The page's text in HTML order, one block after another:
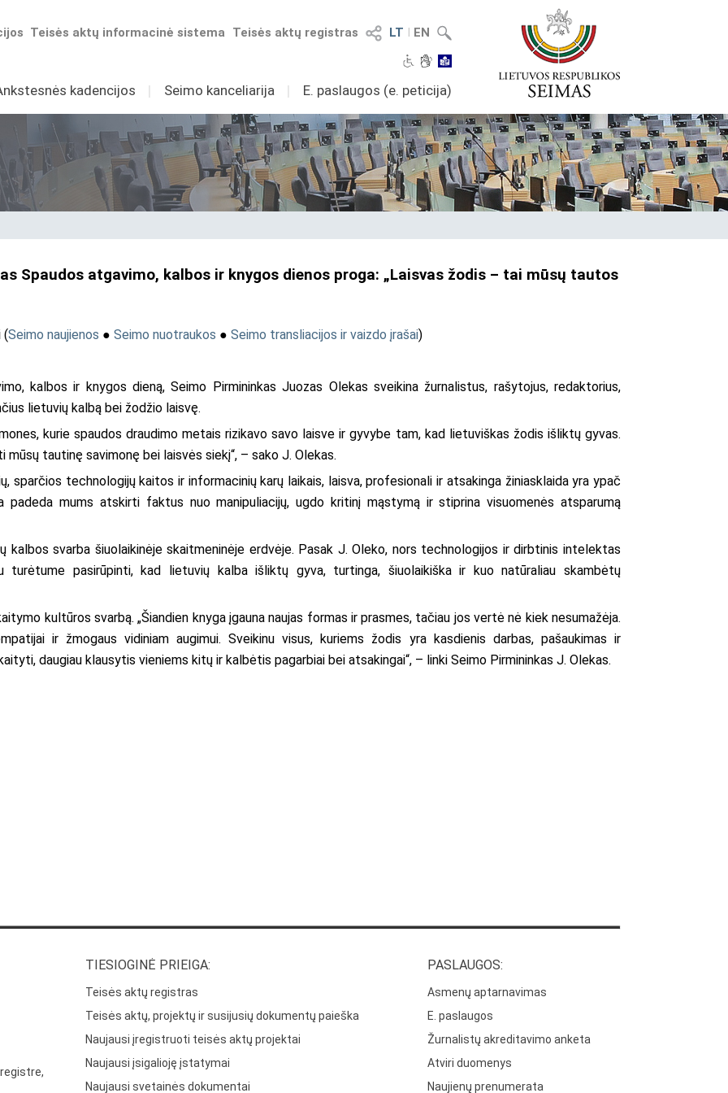
LT I EN
Teisės aktų registras
Teisės aktų informacinė sistema
kadencijos I Seimo kanceliarija I E. paslaugos (e. peticija)
Spaudos atgavimo, kalbos ir knygos dienos proga: „Laisvas žodis – tai mūsų tautos
(Seimo naujienos ● Seimo nuotraukos ● Seimo transliacijos ir vaizdo įrašai)
kalbos ir knygos dieną, Seimo Pirmininkas Juozas Olekas sveikina žurnalistus, rašytojus, redaktorius,
lietuvių kalbą bei žodžio laisvę.
kurie spaudos draudimo metais rizikavo savo laisve ir gyvybe tam, kad lietuviškas žodis išliktų gyvas.
mūsų tautinę savimonę bei laisvės siekį“, – sako J. Olekas.
sparčios technologijų kaitos ir informacinių karų laikais, laisva, profesionali ir atsakinga žiniasklaida yra ypač
padeda mums atskirti faktus nuo manipuliacijų, ugdo kritinį mąstymą ir stiprina visuomenės atsparumą
kalbos svarba šiuolaikinėje skaitmeninėje erdvėje. Pasak J. Oleko, nors technologijos ir dirbtinis intelektas
turėtume pasirūpinti, kad lietuvių kalba išliktų gyva, turtinga, šiuolaikiška ir kuo natūraliau skambėtų
kultūros svarbą. „Šiandien knyga įgauna naujas formas ir prasmes, tačiau jos vertė nė kiek nesumažėja.
ir žmogaus vidiniam augimui. Sveikinu visus, kuriems žodis yra kasdienis darbas, pašaukimas ir
daugiau klausytis vieniems kitų ir kalbėtis pagarbiai bei atsakingai“, – linki Seimo Pirmininkas J. Olekas.
TIESIOGINĖ PRIEIGA:
Teisės aktų registras
Teisės aktų, projektų ir susijusių dokumentų paieška
Naujausi įregistruoti teisės aktų projektai
Naujausi įsigalioję įstatymai
Naujausi svetainės dokumentai
PASLAUGOS:
Asmenų aptarnavimas
E. paslaugos
Žurnalistų akreditavimo anketa
Atviri duomenys
Naujienų prenumerata